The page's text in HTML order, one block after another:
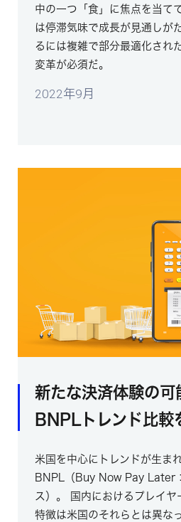
中の一つ「食」に焦点を当て
は停滞気味で成長が見通しが
るには複雑で部分最適化され
変革が必須だ。
2022年9月
新たな決済体験の
BNPLトレンド比較
米国を中心にトレンドが生ま
BNPL（Buy Now Pay Later
ス）。 国内におけるプレイヤ
特徴は米国のそれらとは異な